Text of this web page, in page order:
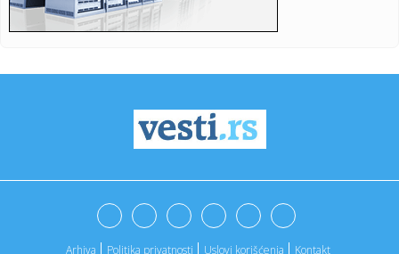
vlasnicom (FO...
Donja Gradina: Okrugli sto o sistemskom uništavanju Srba,
22:59:Srpkinja se udala za milijardera: Pokazala kako se slavi
Petar Mađar će izručiti Nikolu Gruevskog?
Arhiva Politika privatnosti Uslovi korišćenja Kontakt